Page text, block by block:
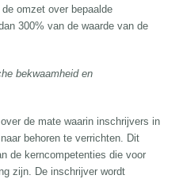
omzet over bepaalde
300% van de waarde van de
bekwaamheid en
de mate waarin inschrijvers in
behoren te verrichten. Dit
de kerncompetenties die voor
zijn. De inschrijver wordt